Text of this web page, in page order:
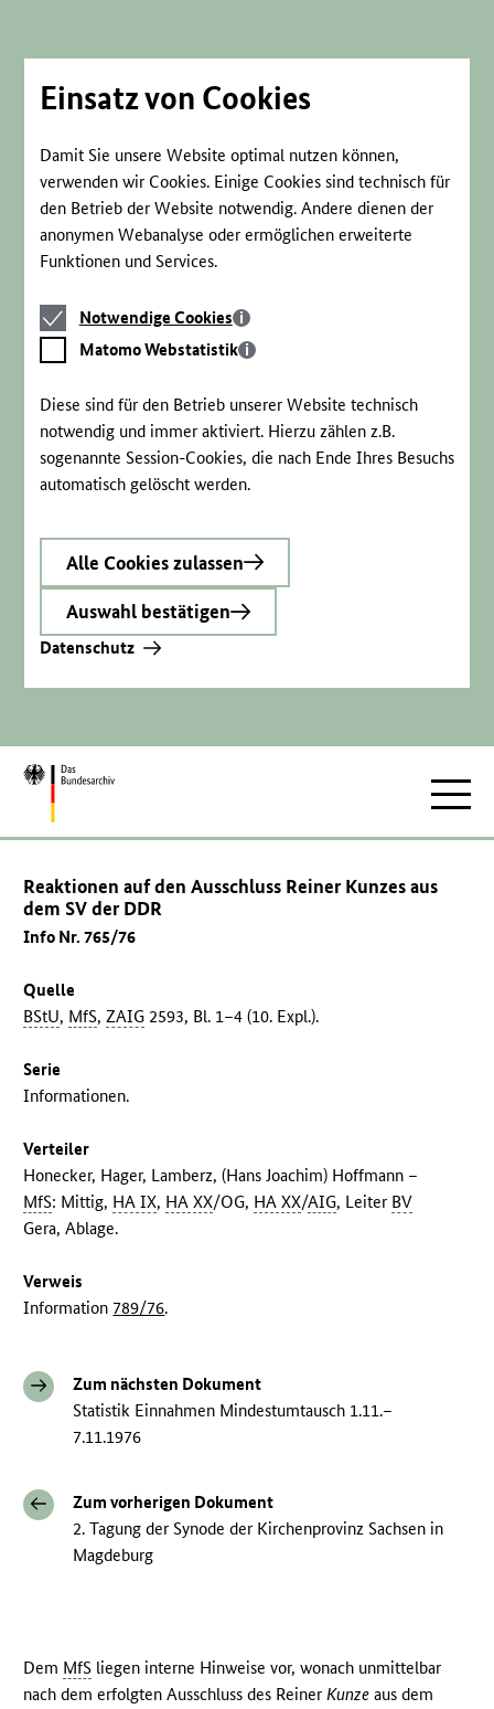
Einsatz von Cookies
Damit Sie unsere Website optimal nutzen können,
verwenden wir Cookies. Einige Cookies sind technisch für
den Betrieb der Website notwendig. Andere dienen der
anonymen Webanalyse oder ermöglichen erweiterte
Funktionen und Services.
Notwendige
Cookies
Notwendige Cookies
Matomo
Webstatistik
Matomo Webstatistik
Diese sind für den Betrieb unserer Website technisch
notwendig und immer aktiviert. Hierzu zählen z.B.
sogenannte Session-Cookies, die nach Ende Ihres Besuchs
automatisch gelöscht werden.
Alle Cookies zulassen
Auswahl bestätigen
Datenschutz
Zur
Reaktionen auf den Ausschluss Reiner Kunzes aus
dem SV der DDR
Info Nr. 765/76
Quelle
BStU, MfS,ZAIG 2593, Bl. 1–4 (10. Expl.).
Serie
Informationen.
Verteiler
Honecker, Hager, Lamberz, (Hans Joachim) Hoffmann –
MfS: Mittig, HA IX, HA XX/OG, HA XX/AIG, Leiter BV
Gera, Ablage.
Verweis
Information 789/76.
Zum nächsten Dokument
Statistik Einnahmen Mindestumtausch 1.11.–
7.11.1976
Zum vorherigen Dokument
2. Tagung der Synode der Kirchenprovinz Sachsen in
Magdeburg
Dem MfS liegen interne Hinweise vor, wonach unmittelbar
nach dem erfolgten Ausschluss des ReinerKunze aus dem